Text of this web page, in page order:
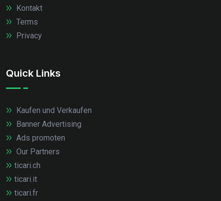
Kontakt
Terms
Privacy
Quick Links
Kaufen und Verkaufen
Banner Advertising
Ads promoten
Our Partners
ticari.ch
ticari.it
ticari.fr